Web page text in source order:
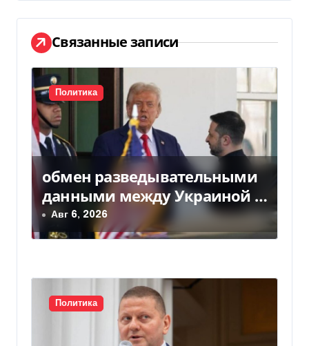
а
ц
и
я
п
о
з
а
п
и
с
Связанные записи
Политика
обмен разведывательными
данными между Украиной и
США значительно вырос, —
Politico
Авг 6, 2026
Политика